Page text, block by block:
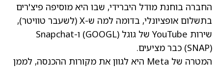
החברה בוחנת מודל היברידי, שבו היא מוסיפה פיצ'רים
בתשלום אופציונלי, בדומה למה ש-X (לשעבר טוויטר),
שירות YouTube של גוגל
(GOOGL)
ו-Snapchat
(SNAP) כבר מציעים.
המטרה של Meta היא לגוון את מקורות ההכנסה, לממן